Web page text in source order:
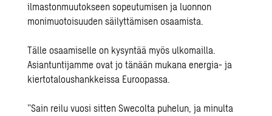
ilmastonmuutokseen sopeutumisen ja luonnon
monimuotoisuuden säilyttämisen osaamista.
Tälle osaamiselle on kysyntää myös ulkomailla.
Asiantuntijamme ovat jo tänään mukana energia- ja
kiertotaloushankkeissa Euroopassa.
”Sain reilu vuosi sitten Swecolta puhelun, ja minulta